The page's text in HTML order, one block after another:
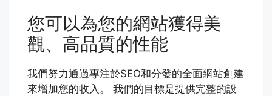
您可以為您的網站獲得美
觀、高品質的性能
我們努力通過專注於SEO和分發的全面網站創建
來增加您的收入。 我們的目標是提供完整的設